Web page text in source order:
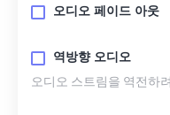
오디오 페이드 아웃
역방향 오디오
오디오 스트림을 역전하